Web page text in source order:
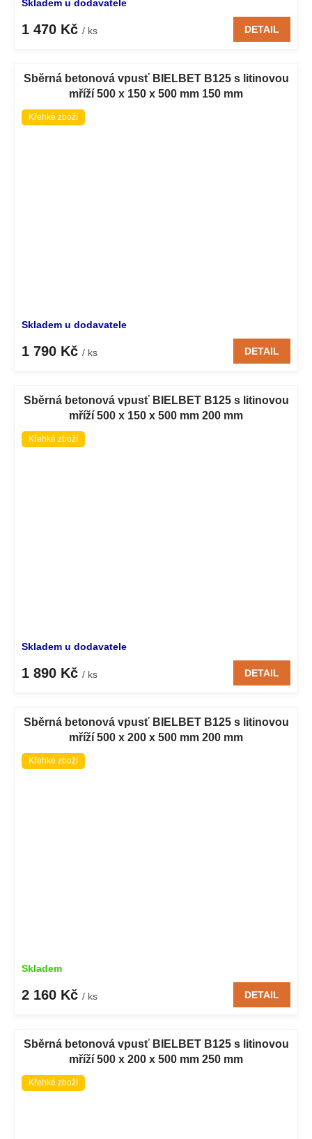
Skladem u dodavatele
1 470 Kč / ks DETAIL
Sběrná betonová vpusť BIELBET B125 s litinovou
mříží 500 x 150 x 500 mm 150 mm
Křehké zboží
Skladem u dodavatele
1 790 Kč / ks DETAIL
Sběrná betonová vpusť BIELBET B125 s litinovou
mříží 500 x 150 x 500 mm 200 mm
Křehké zboží
Skladem u dodavatele
1 890 Kč / ks DETAIL
Sběrná betonová vpusť BIELBET B125 s litinovou
mříží 500 x 200 x 500 mm 200 mm
Křehké zboží
Skladem
2 160 Kč / ks DETAIL
Sběrná betonová vpusť BIELBET B125 s litinovou
mříží 500 x 200 x 500 mm 250 mm
Křehké zboží